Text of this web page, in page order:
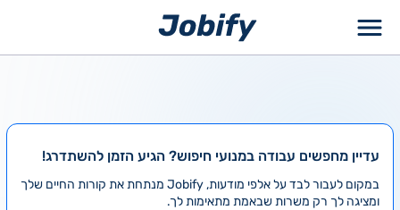
עדיין מחפשים עבודה במנועי חיפוש? הגיע הזמן להשתדרג!
במקום לעבור לבד על אלפי מודעות, Jobify מנתחת את קורות החיים שלך
ומציגה לך רק משרות שבאמת מתאימות לך.